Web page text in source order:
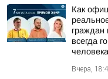
Как
граждан
всегда
Вчера,